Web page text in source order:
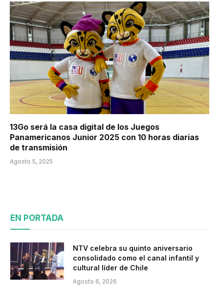
13Go será la casa digital de los Juegos
Panamericanos Junior 2025 con 10 horas diarias
de transmisión
Agosto 5, 2025
EN PORTADA
NTV celebra su quinto aniversario
consolidado como el canal infantil y
cultural líder de Chile
Agosto 6, 2026